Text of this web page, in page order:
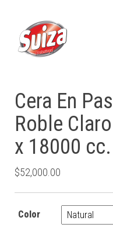
Cera En
Roble
x 18000 cc.
$52,000.00
Color